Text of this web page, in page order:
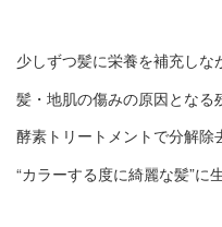
少しずつ髪に栄養を補充しな
髪・地肌の傷みの原因となる
酵素トリートメントで分解除
“カラーする度に綺麗な髪”に